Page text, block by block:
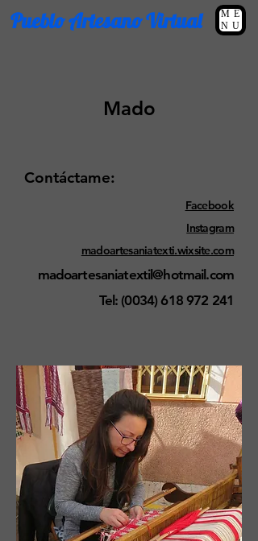
Pueblo Artesano Virtual
ME
NU
Mado
Contáctame:
Facebook
Instagram
madoartesaniatexti.wixsite.com
madoartesaniatextil@hotmail.com
Tel: (0034) 618 972 241